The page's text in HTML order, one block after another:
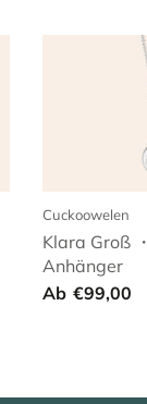
Cuckoowelen
Klara Groß
Anhänger
Ab €99,00